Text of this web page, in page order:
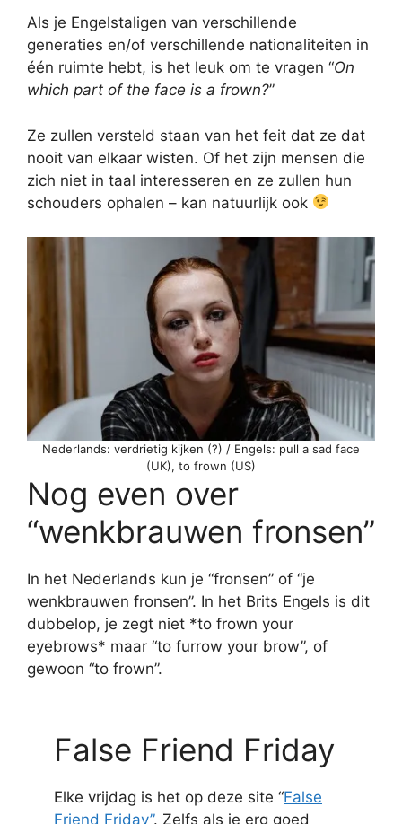
Als je Engelstaligen van verschillende
generaties en/of verschillende nationaliteiten in
één ruimte hebt, is het leuk om te vragen “On
which part of the face is a frown?”
Ze zullen versteld staan van het feit dat ze dat
nooit van elkaar wisten. Of het zijn mensen die
zich niet in taal interesseren en ze zullen hun
schouders ophalen – kan natuurlijk ook
Nederlands: verdrietig kijken (?) / Engels: pull a sad face
(UK), to frown (US)
Nog even over
“wenkbrauwen fronsen”
In het Nederlands kun je “fronsen” of “je
wenkbrauwen fronsen”. In het Brits Engels is dit
dubbelop, je zegt niet *to frown your
eyebrows* maar “to furrow your brow”, of
gewoon “to frown”.
False Friend Friday
Elke vrijdag is het op deze site “False
Friend Friday”. Zelfs als je erg goed